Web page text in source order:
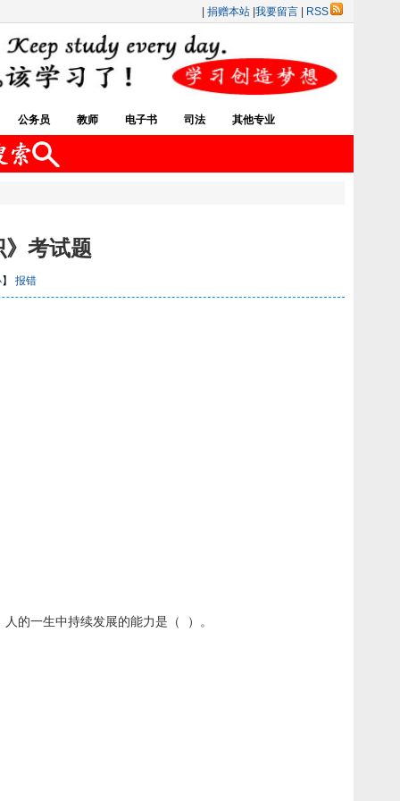
捐赠本站 我要留言 RSS
公务员 教师 电子书 司法 其他专业
》考试题
】 报错
的一生中持续发展的能力是（ ）。